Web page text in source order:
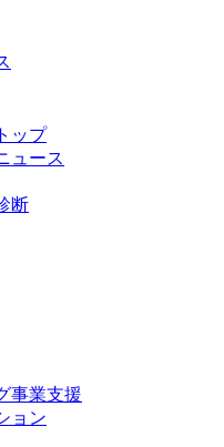
ップ
ュース
断
事業支援
ョン